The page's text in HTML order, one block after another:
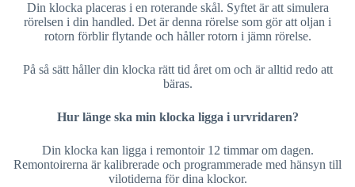
Din klocka placeras i en roterande skål. Syftet är att simulera
rörelsen i din handled. Det är denna rörelse som gör att oljan i
rotorn förblir flytande och håller rotorn i jämn rörelse.
På så sätt håller din klocka rätt tid året om och är alltid redo att
bäras.
Hur länge ska min klocka ligga i urvridaren?
Din klocka kan ligga i remontoir 12 timmar om dagen.
Remontoirerna är kalibrerade och programmerade med hänsyn till
vilotiderna för dina klockor.